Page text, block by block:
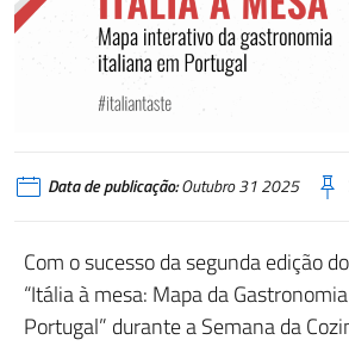
Data de publicação:Outubro 31 2025
Com o sucesso da segunda edição
“Itália à mesa: Mapa da
Portugal” durante a Semana da